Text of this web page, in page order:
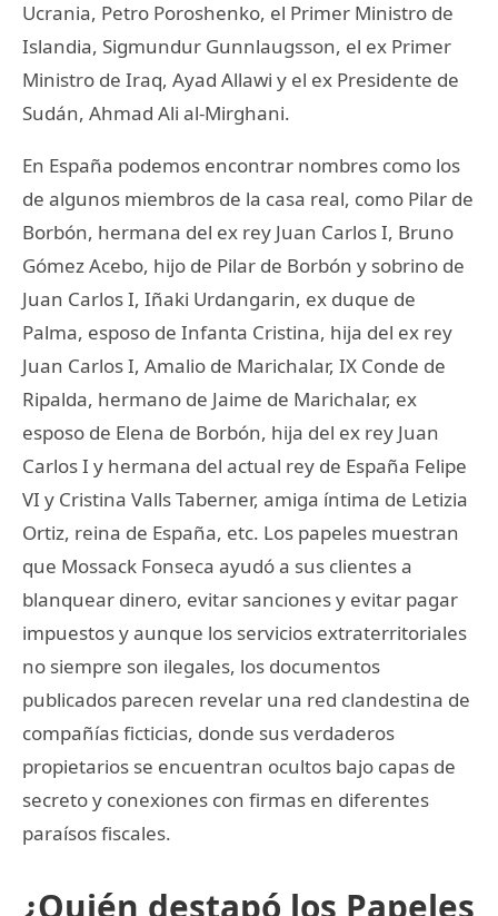
Ucrania, Petro Poroshenko, el Primer Ministro de
Islandia, Sigmundur Gunnlaugsson, el ex Primer
Ministro de Iraq, Ayad Allawi y el ex Presidente de
Sudán, Ahmad Ali al-Mirghani.
En España podemos encontrar nombres como los
de algunos miembros de la casa real, como Pilar de
Borbón, hermana del ex rey Juan Carlos I, Bruno
Gómez Acebo, hijo de Pilar de Borbón y sobrino de
Juan Carlos I, Iñaki Urdangarin, ex duque de
Palma, esposo de Infanta Cristina, hija del ex rey
Juan Carlos I, Amalio de Marichalar, IX Conde de
Ripalda, hermano de Jaime de Marichalar, ex
esposo de Elena de Borbón, hija del ex rey Juan
Carlos I y hermana del actual rey de España Felipe
VI y Cristina Valls Taberner, amiga íntima de Letizia
Ortiz, reina de España, etc. Los papeles muestran
que Mossack Fonseca ayudó a sus clientes a
blanquear dinero, evitar sanciones y evitar pagar
impuestos y aunque los servicios extraterritoriales
no siempre son ilegales, los documentos
publicados parecen revelar una red clandestina de
compañías ficticias, donde sus verdaderos
propietarios se encuentran ocultos bajo capas de
secreto y conexiones con firmas en diferentes
paraísos fiscales.
¿Quién destapó los Papeles